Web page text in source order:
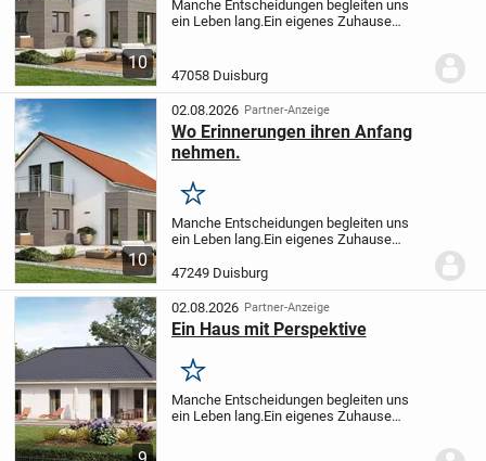
10
Manche Entscheidungen begleiten uns
ein Leben lang.Ein eigenes Zuhause
Grundrisse und Lösungen, die sich Ihren
Bedürfnissen...
47058 Duisburg
10
02.08.2026 Partner-Anzeige
Wo Erinnerungen ihren Anfang
nehmen.
Merken
Manche Entscheidungen begleiten uns
ein Leben lang.Ein eigenes Zuhause
moderne Wohnkonzepte, intelligente
Grundrisse und Lösungen, die sich Ihren
Bedürfnissen...
47249 Duisburg
02.08.2026 Partner-Anzeige
Ein Haus mit Perspektive
Merken
Manche Entscheidungen begleiten uns
ein Leben lang.Ein eigenes Zuhause